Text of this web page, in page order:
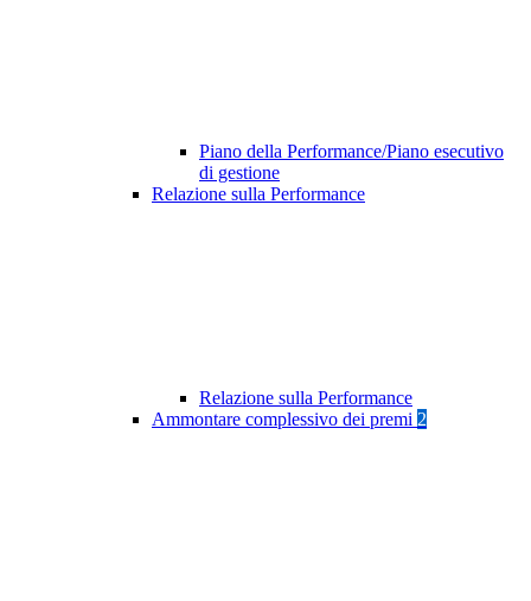
Piano della Performance/Piano esecutivo
di gestione
Relazione sulla Performance
Relazione sulla Performance
Ammontare complessivo dei premi 2